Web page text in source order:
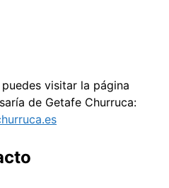
visitar la página
de Getafe Churruca: